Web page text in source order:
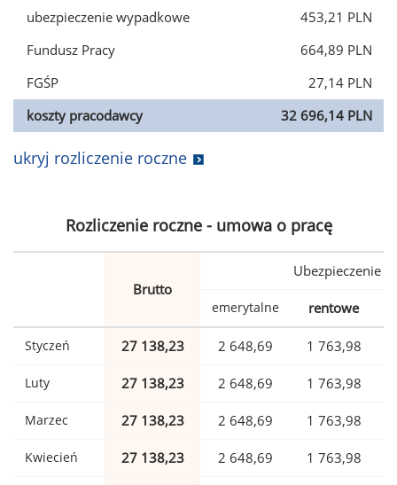
ubezpieczenie wypadkowe
453,21 PLN
Fundusz Pracy
664,89 PLN
FGŚP
27,14 PLN
koszty pracodawcy
32 696,14 PLN
ukryj rozliczenie roczne
Rozliczenie roczne - umowa o pracę
Brutto
Ubezpieczenie
emerytalne rentowe
Styczeń 27 138,23 2 648,69 1 763,98
Luty 27 138,23 2 648,69 1 763,98
Marzec 27 138,23 2 648,69 1 763,98
Kwiecień 27 138,23 2 648,69 1 763,98